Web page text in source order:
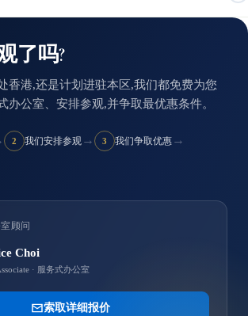
了吗?
香港,还是计划进驻本区,我们都免费为您
办公室、安排参观,并争取最优惠条件。
2 我们安排参观 → 3 我们争取优惠 →
顾问
Choi
· 服务式办公室
索取详细报价